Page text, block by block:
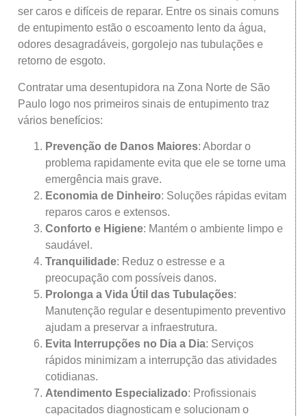
ser caros e difíceis de reparar. Entre os sinais comuns
de entupimento estão o escoamento lento da água,
odores desagradáveis, gorgolejo nas tubulações e
retorno de esgoto.
Contratar uma desentupidora na Zona Norte de São
Paulo logo nos primeiros sinais de entupimento traz
vários benefícios:
Prevenção de Danos Maiores: Abordar o
problema rapidamente evita que ele se torne uma
emergência mais grave.
Economia de Dinheiro: Soluções rápidas evitam
reparos caros e extensos.
Conforto e Higiene: Mantém o ambiente limpo e
saudável.
Tranquilidade: Reduz o estresse e a
preocupação com possíveis danos.
Prolonga a Vida Útil das Tubulações:
Manutenção regular e desentupimento preventivo
ajudam a preservar a infraestrutura.
Evita Interrupções no Dia a Dia: Serviços
rápidos minimizam a interrupção das atividades
cotidianas.
Atendimento Especializado: Profissionais
capacitados diagnosticam e solucionam o